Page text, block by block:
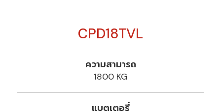
CPD18TVL
ความสามารถ
1800 KG
แบตเตอรี่